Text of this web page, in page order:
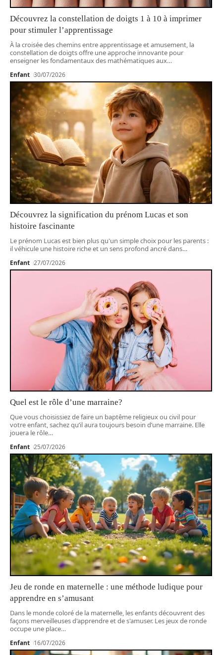
Découvrez la constellation de doigts 1 à 10 à imprimer
pour stimuler l’apprentissage
À la croisée des chemins entre apprentissage et amusement, la
constellation de doigts offre une approche innovante pour
enseigner les fondamentaux des mathématiques aux…
Enfant 30/07/2026
Découvrez la signification du prénom Lucas et son
histoire fascinante
Le prénom Lucas est bien plus qu'un simple choix pour les parents :
il véhicule une histoire riche et un sens profond ancré dans…
Enfant 27/07/2026
Quel est le rôle d’une marraine?
Que vous choisissiez de faire un baptême religieux ou civil pour
votre enfant, sachez qu’il aura toujours besoin d’une marraine. Elle
jouera le rôle…
Enfant 25/07/2026
Jeu de ronde en maternelle : une méthode ludique pour
apprendre en s’amusant
Dans le monde coloré de la maternelle, les enfants découvrent des
façons merveilleuses d'apprendre et de s'amuser. Les jeux de ronde
occupe une place…
Enfant 16/07/2026